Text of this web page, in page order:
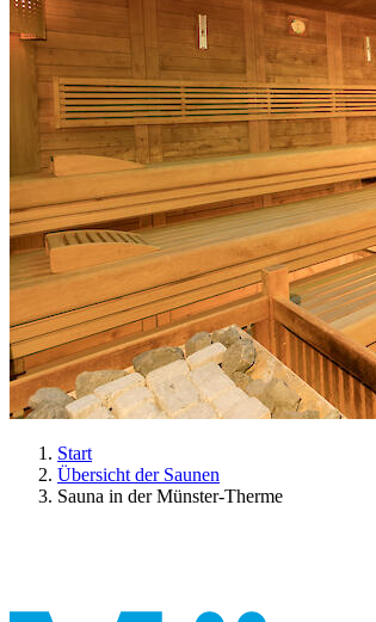
Start
Übersicht der Saunen
Sauna in der Münster-Therme